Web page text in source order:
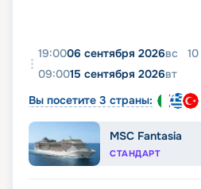
19:0006 сентября 2026вс 10
09:0015 сентября 2026вт
Вы посетите 3 страны:
MSC Fantasia
СТАНДАРТ